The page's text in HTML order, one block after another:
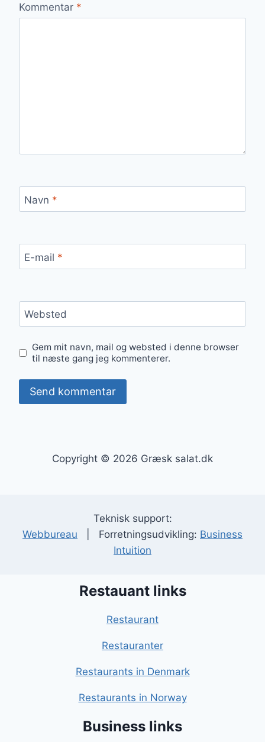
Kommentar *
Navn *
E-mail *
Websted
Gem mit navn, mail og websted i denne browser
til næste gang jeg kommenterer.
Copyright © 2026 Græsk salat.dk
Teknisk support:
Webbureau | Forretningsudvikling: Business
Intuition
Restauant links
Restaurant
Restauranter
Restaurants in Denmark
Restaurants in Norway
Business links